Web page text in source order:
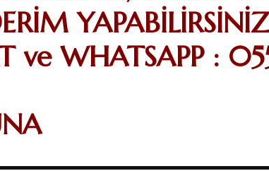
YAPABİLİRSİNİZ
ve WHATSAPP :